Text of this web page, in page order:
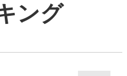
ング